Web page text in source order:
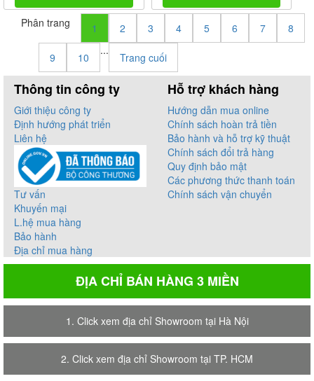
Phân trang 1 2 3 4 5 6 7 8
9 10
...
Trang cuối
Thông tin công ty
Giới thiệu công ty
Định hướng phát triển
Liên hệ
Tư vấn
Khuyến mại
L.hệ mua hàng
Bảo hành
Địa chỉ mua hàng
Hỗ trợ khách hàng
Hướng dẫn mua online
Chính sách hoàn trả tiền
Bảo hành và hỗ trợ kỹ thuật
Chính sách đổi trả hàng
Quy định bảo mật
Các phương thức thanh toán
Chính sách vận chuyển
ĐỊA CHỈ BÁN HÀNG 3 MIỀN
1. Click xem địa chỉ Showroom tại Hà Nội
2. Click xem địa chỉ Showroom tại TP. HCM